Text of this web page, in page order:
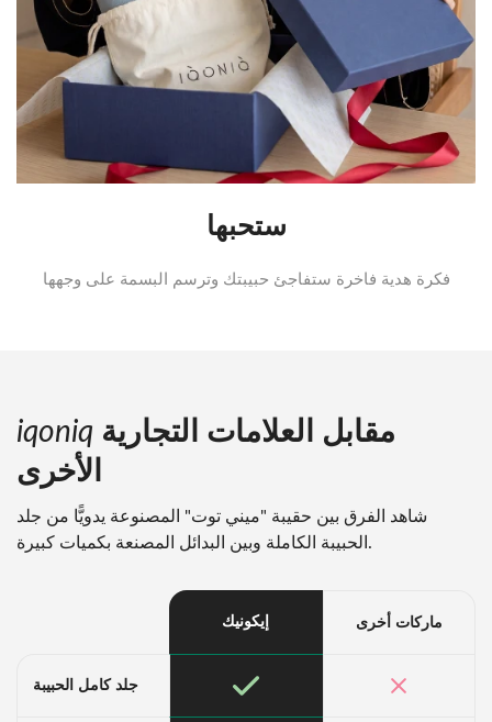
ستحبها
فكرة هدية فاخرة ستفاجئ حبيبتك وترسم البسمة على وجهها
iqoniq مقابل العلامات التجارية
الأخرى
شاهد الفرق بين حقيبة "ميني توت" المصنوعة يدويًّا من جلد
إيكونيك ماركات أخرى
جلد كامل الحبيبة